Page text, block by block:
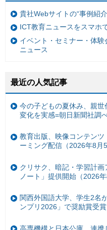
貴社Webサイトの“事例紹
ICT教育ニュースをスマホ
イベント・セミナー・体
ニュース
最近の人気記事
今の子どもの夏休み、親
変化を実感=朝日新聞社調
教育出版、映像コンテン
ーミング配信（2026年8月5
クリサク、暗記・学習計
ノート」提供開始（2026年
関西外国語大学、学生2名
ンプリ2026」で奨励賞受